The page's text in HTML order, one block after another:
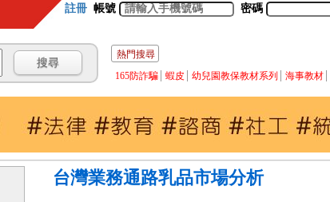
註冊 帳號 密碼
熱門搜尋
165防詐騙
蝦皮 幼兒園教保教材系列 海事教材
台灣業務通路乳品市場分析